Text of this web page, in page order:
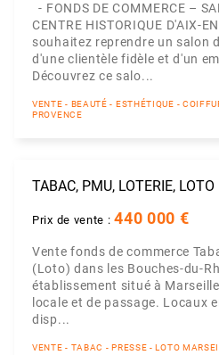
- FONDS DE COMMERCE –
CENTRE HISTORIQUE D'AIX-
souhaitez reprendre un salon
d'une clientèle fidèle et d'un
Découvrez ce salo...
VENTE - BEAUTÉ - ESTHÉTIQUE -
PROVENCE
TABAC, PMU, LOTERIE, LOTO
Prix de vente :440 000 €
Vente fonds de commerce
(Loto) dans les Bouches-du-
établissement situé à
locale et de passage. Locaux
disp...
VENTE - TABAC - PRESSE - LOTO